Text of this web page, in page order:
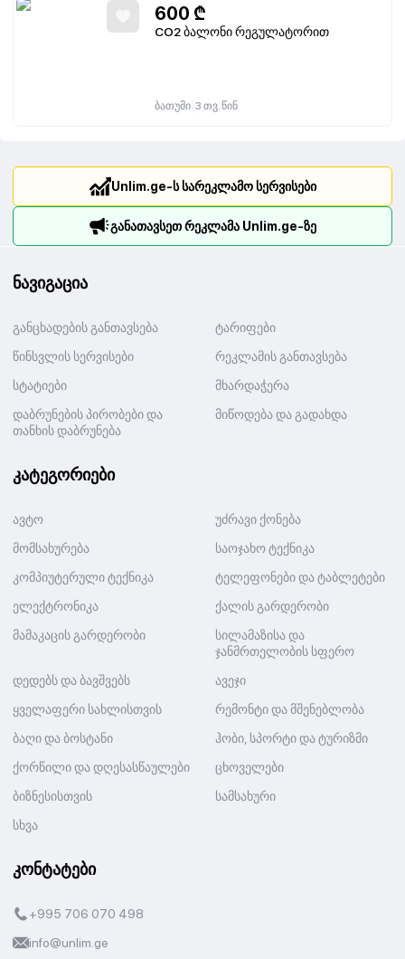
600 ₾
CO2 ბალონი რეგულატორით
ბათუმი 3 თვ. წინ
Unlim.ge-ს სარეკლამო სერვისები
განათავსეთ რეკლამა Unlim.ge-ზე
ნავიგაცია
განცხადების განთავსება
ტარიფები
წინსვლის სერვისები
რეკლამის განთავსება
სტატიები
მხარდაჭერა
დაბრუნების პირობები და
თანხის დაბრუნება
მიწოდება და გადახდა
კატეგორიები
ავტო
უძრავი ქონება
მომსახურება
საოჯახო ტექნიკა
კომპიუტერული ტექნიკა
ტელეფონები და ტაბლეტები
ელექტრონიკა
ქალის გარდერობი
მამაკაცის გარდერობი
სილამაზისა და
ჯანმრთელობის სფერო
დედებს და ბავშვებს
ავეჯი
ყველაფერი სახლისთვის
რემონტი და მშენებლობა
ბაღი და ბოსტანი
ჰობი, სპორტი და ტურიზმი
ქორწილი და დღესასწაულები
ცხოველები
ბიზნესისთვის
სამსახური
სხვა
კონტატები
+995 706 070 498
info@unlim.ge